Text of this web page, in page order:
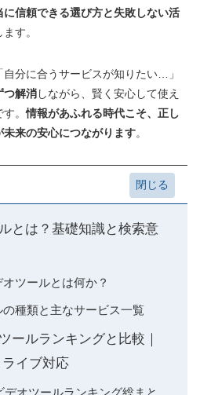
に信頼できる選び方と失敗しない活
す。
自分に合うサービスが知りたい…」
つ解消しながら、賢く安心して使え
す。情報があふれる時代こそ、正し
来の安心につながります。
とは？基礎知識と検索意
ツールとは何か？
種類と主なサービス一覧
ールランキングと比較｜
イブ対応
デオツールランキング総まと